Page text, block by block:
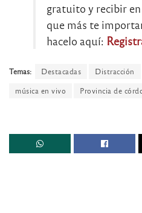
gratuito y recibir
que más te
hacelo aquí:
Temas: Destacadas Distracción
música en vivo
Provincia de